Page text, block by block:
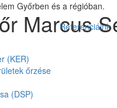
Győrben és a régióban.
(KER)
őrzése
(DSP)
Referenciáink
Marcus